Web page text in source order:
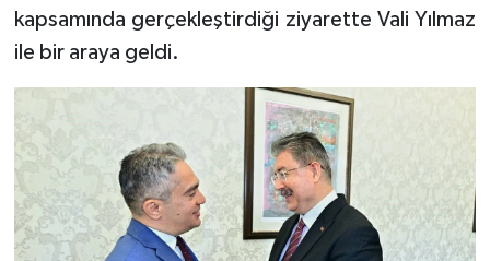
kapsamında gerçekleştirdiği ziyarette Vali Yılmaz
ile bir araya geldi.